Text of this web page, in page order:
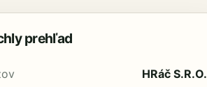
prehľad
HRáč S.R.O.